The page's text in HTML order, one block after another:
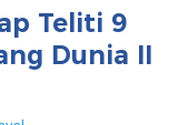
Teliti 9
Dunia II